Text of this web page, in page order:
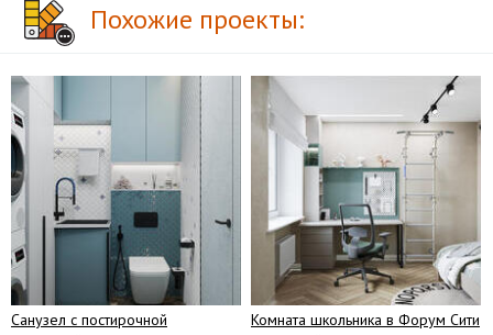
Похожие проекты:
Санузел с постирочной Комната школьника в Форум Сити